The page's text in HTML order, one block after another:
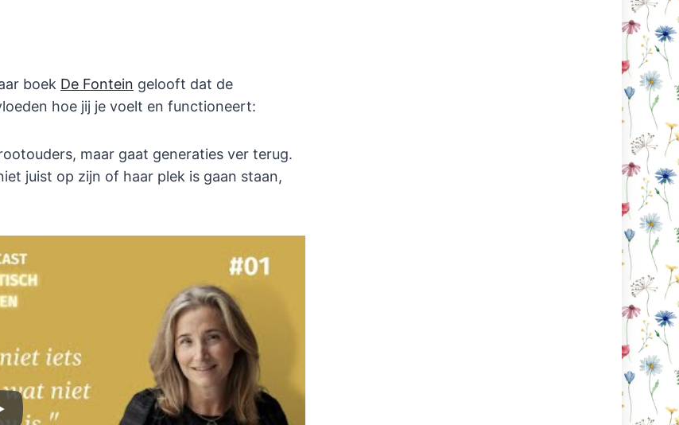
boek De Fontein gelooft dat de
hoe jij je voelt en functioneert:
maar gaat generaties ver terug.
juist op zijn of haar plek is gaan staan,